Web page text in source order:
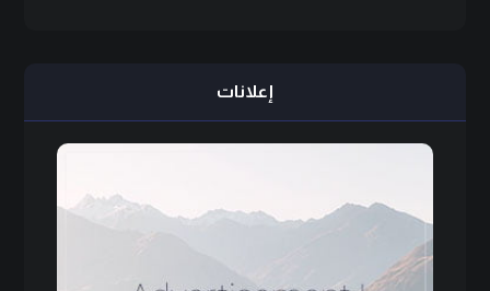
إعلانات